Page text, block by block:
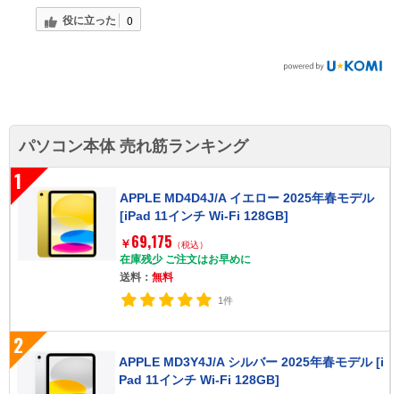
役に立った 0
パソコン本体 売れ筋ランキング
1
APPLE MD4D4J/A イエロー 2025年春モデル
[iPad 11インチ Wi-Fi 128GB]
￥ 69,175 （税込）
在庫残少 ご注文はお早めに
送料：無料
1件
2
APPLE MD3Y4J/A シルバー 2025年春モデル [i
Pad 11インチ Wi-Fi 128GB]